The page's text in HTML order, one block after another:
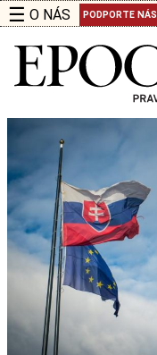
☰ O NÁS PODPORTE NÁS